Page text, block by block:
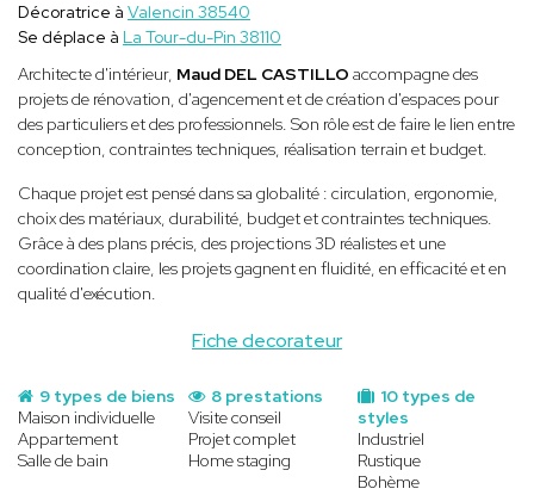
Fiche decorateur
Décoratrice à Valencin 38540
Se déplace à La Tour-du-Pin 38110
Architecte d'intérieur, Maud DEL CASTILLO accompagne des
projets de rénovation, d'agencement et de création d'espaces pour
des particuliers et des professionnels. Son rôle est de faire le lien entre
conception, contraintes techniques, réalisation terrain et budget.
Chaque projet est pensé dans sa globalité : circulation, ergonomie,
choix des matériaux, durabilité, budget et contraintes techniques.
Grâce à des plans précis, des projections 3D réalistes et une
coordination claire, les projets gagnent en fluidité, en efficacité et en
qualité d'exécution.
9 types de biens
Maison individuelle
Appartement
Salle de bain
10 types de
styles
Industriel
Rustique
Bohème
8 prestations
Visite conseil
Projet complet
Home staging